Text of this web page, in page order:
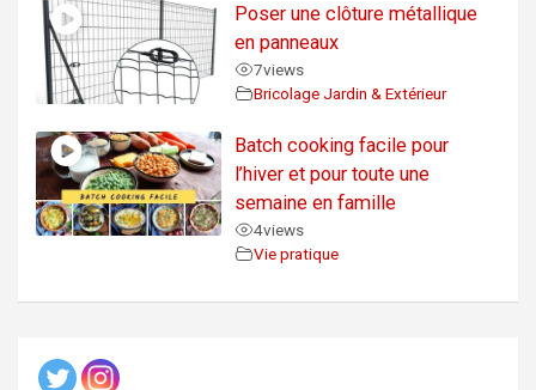
Poser une clôture métallique
en panneaux
7views
Bricolage Jardin & Extérieur
Batch cooking facile pour
l’hiver et pour toute une
semaine en famille
4views
Vie pratique